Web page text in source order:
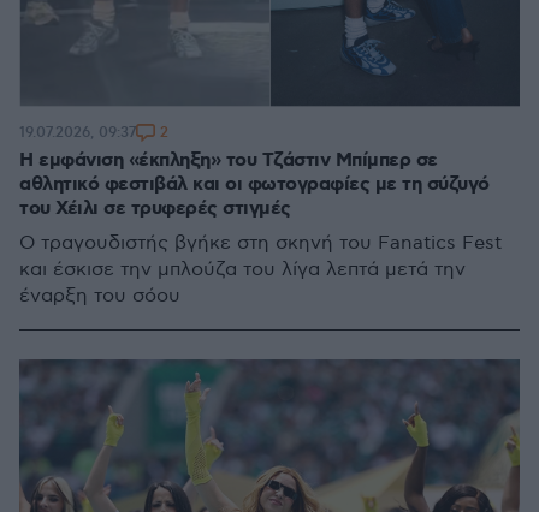
Η εμφάνιση «έκπληξη» του Τζάστιν Μπίμπερ σε
αθλητικό φεστιβάλ και οι φωτογραφίες με τη σύζυγό
του Χέιλι σε τρυφερές στιγμές
Ο τραγουδιστής βγήκε στη σκηνή του Fanatics Fest
και έσκισε την μπλούζα του λίγα λεπτά μετά την
έναρξη του σόου
19.07.2026, 09:37 2